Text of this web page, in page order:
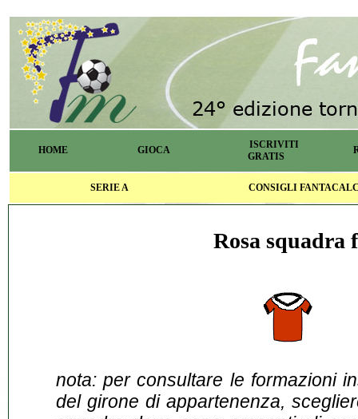
HOME GIOCA
ISCRIVITI
GRATIS
SERIE A CONSIGLI
Rosa squadra
nota: per consultare le formazioni
del girone di appartenenza,